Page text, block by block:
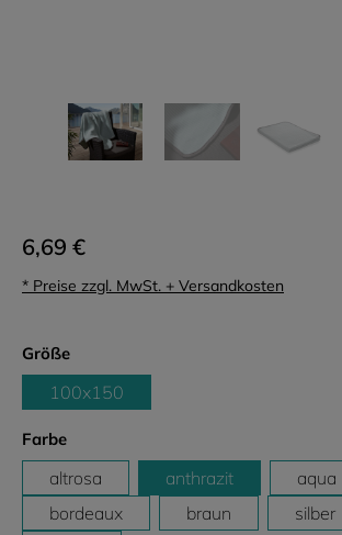
6,69 €
* Preise zzgl. MwSt. + Versandkosten
Größeauswählen
100x150
Farbeauswählen
altrosa anthrazit aqua
bordeaux
braun
silber